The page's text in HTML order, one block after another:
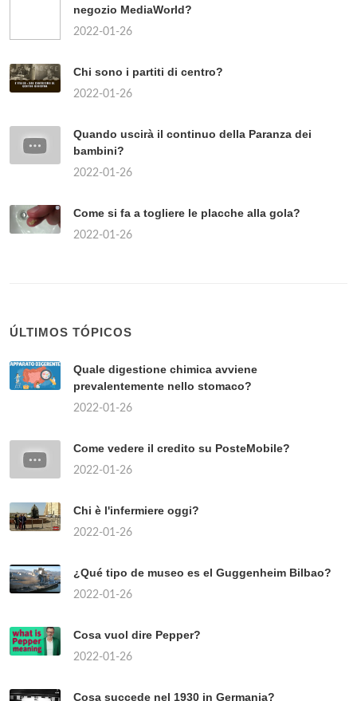
negozio MediaWorld?
2022-01-26
Chi sono i partiti di centro?
2022-01-26
Quando uscirà il continuo della Paranza dei
bambini?
2022-01-26
Come si fa a togliere le placche alla gola?
2022-01-26
ÚLTIMOS TÓPICOS
Quale digestione chimica avviene
prevalentemente nello stomaco?
2022-01-26
Come vedere il credito su PosteMobile?
2022-01-26
Chi è l'infermiere oggi?
2022-01-26
¿Qué tipo de museo es el Guggenheim Bilbao?
2022-01-26
Cosa vuol dire Pepper?
2022-01-26
Cosa succede nel 1930 in Germania?